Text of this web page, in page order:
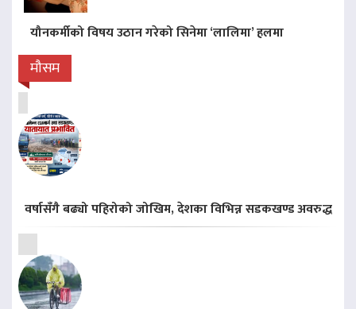
यौनकर्मीको विषय उठान गरेको सिनेमा ‘लालिमा’ हलमा
मौसम
वर्षासँगै बढ्यो पहिरोको जोखिम, देशका विभिन्न सडकखण्ड अवरुद्ध